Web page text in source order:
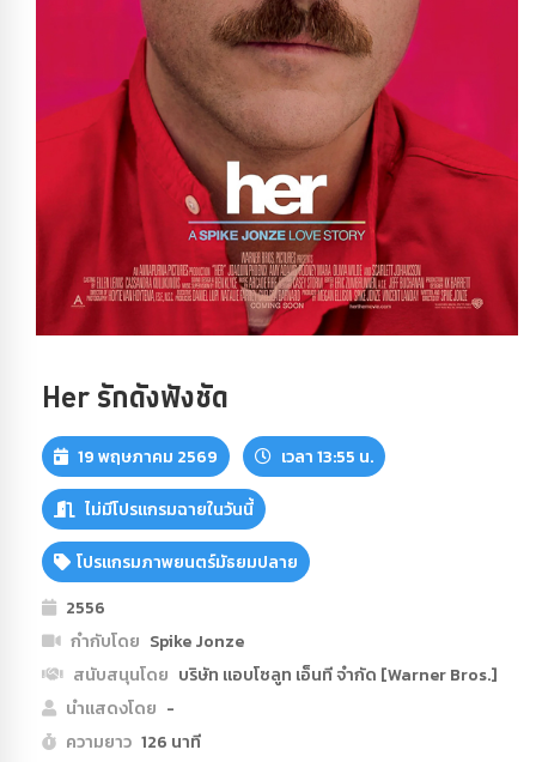
Her รักดังฟังชัด
19 พฤษภาคม 2569 เวลา 13:55 น.
ไม่มีโปรแกรมฉายในวันนี้
โปรแกรมภาพยนตร์มัธยมปลาย
2556
กำกับโดย Spike Jonze
สนับสนุนโดย บริษัท แอบโซลูท เอ็นที จำกัด [Warner Bros.]
นำแสดงโดย -
ความยาว 126 นาที